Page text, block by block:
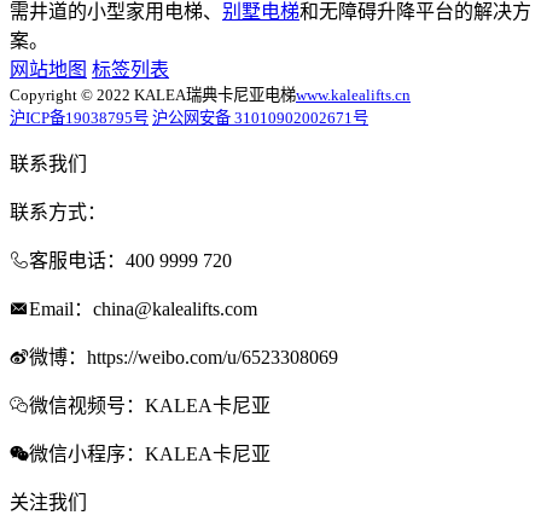
需井道的小型家用电梯、 别墅电梯和无障碍升降平台的解决方
案。
网站地图 标签列表
Copyright © 2022 KALEA瑞典卡尼亚电梯www.kalealifts.cn
沪ICP备19038795号 沪公网安备 31010902002671号
联系我们
联系方式：
客服电话：400 9999 720
Email：china@kalealifts.com
微博：https://weibo.com/u/6523308069
微信视频号：KALEA卡尼亚
微信小程序：KALEA卡尼亚
关注我们